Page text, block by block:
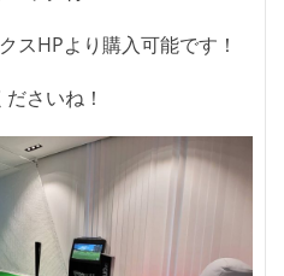
スHPより購入可能です！
さいね！